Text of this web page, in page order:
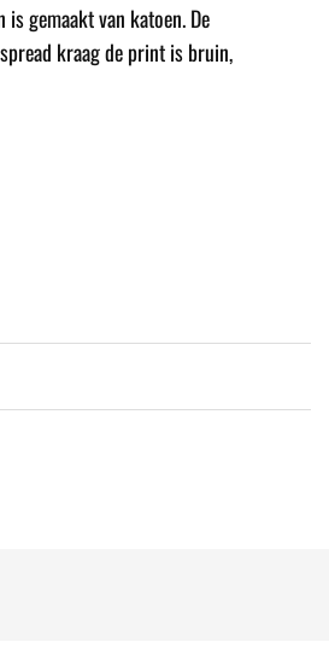
is gemaakt van katoen. De
kraag de print is bruin,